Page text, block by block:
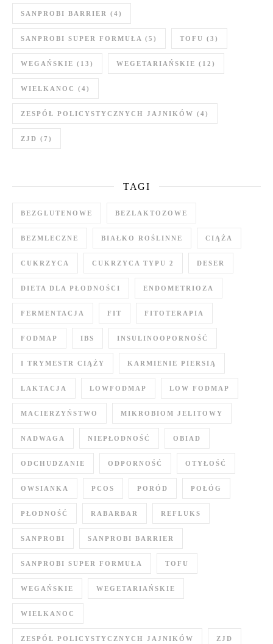
SANPROBI BARRIER (4)
SANPROBI SUPER FORMUŁA (5) TOFU (3)
WEGAŃSKIE (13) WEGETARIAŃSKIE (12)
WIELKANOC (4)
ZESPÓŁ POLICYSTYCZNYCH JAJNIKÓW (4)
ZJD (7)
TAGI
BEZGLUTENOWE BEZLAKTOZOWE
BEZMLECZNE BIAŁKO ROŚLINNE CIĄŻA
CUKRZYCA CUKRZYCA TYPU 2 DESER
DIETA DLA PŁODNOŚCI ENDOMETRIOZA
FERMENTACJA FIT FITOTERAPIA
FODMAP IBS INSULINOOPORNOŚĆ
I TRYMESTR CIĄŻY KARMIENIE PIERSIĄ
LAKTACJA LOWFODMAP LOW FODMAP
MACIERZYŃSTWO MIKROBIOM JELITOWY
NADWAGA NIEPŁODNOŚĆ OBIAD
ODCHUDZANIE ODPORNOŚĆ OTYŁOŚĆ
OWSIANKA PCOS PORÓD POŁÓG
PŁODNOŚĆ RABARBAR REFLUKS
SANPROBI SANPROBI BARRIER
SANPROBI SUPER FORMUŁA TOFU
WEGAŃSKIE WEGETARIAŃSKIE
WIELKANOC
ZESPÓŁ POLICYSTYCZNYCH JAJNIKÓW ZJD